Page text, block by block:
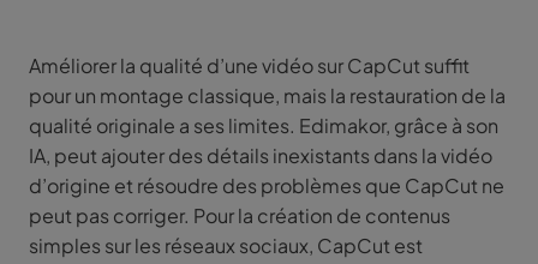
Améliorer la qualité d’une vidéo sur CapCut suffit
pour un montage classique, mais la restauration de la
qualité originale a ses limites. Edimakor, grâce à son
IA, peut ajouter des détails inexistants dans la vidéo
d’origine et résoudre des problèmes que CapCut ne
peut pas corriger. Pour la création de contenus
simples sur les réseaux sociaux, CapCut est